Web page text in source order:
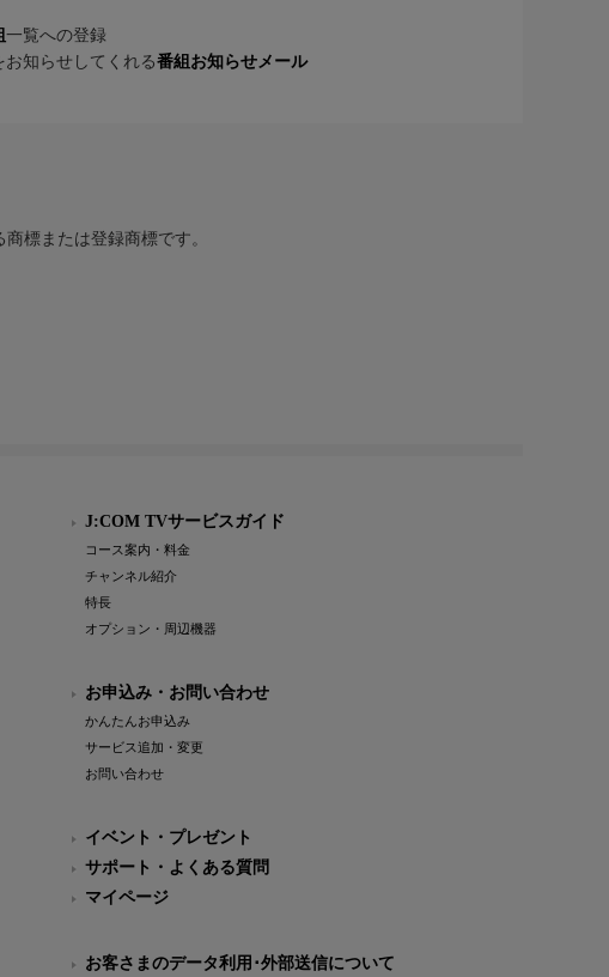
一覧への登録
知らせしてくれる番組お知らせメール
標または登録商標です。
J:COM TVサービスガイド
コース案内・料金
チャンネル紹介
特長
オプション・周辺機器
お申込み・お問い合わせ
かんたんお申込み
サービス追加・変更
お問い合わせ
イベント・プレゼント
サポート・よくある質問
マイページ
お客さまのデータ利用･外部送信について